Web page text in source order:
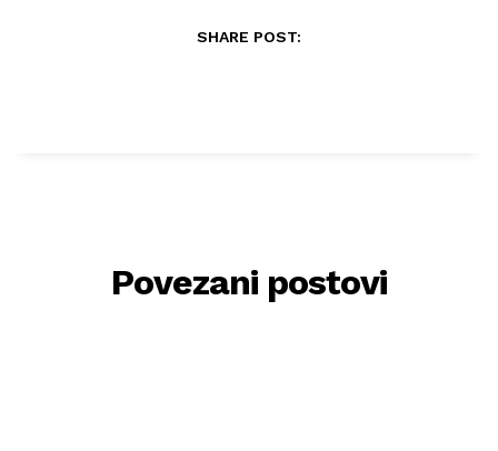
SHARE POST:
Povezani postovi